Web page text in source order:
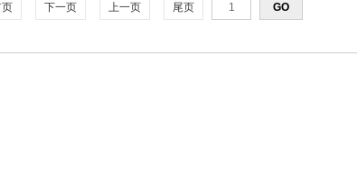
下一页 上一页 尾页